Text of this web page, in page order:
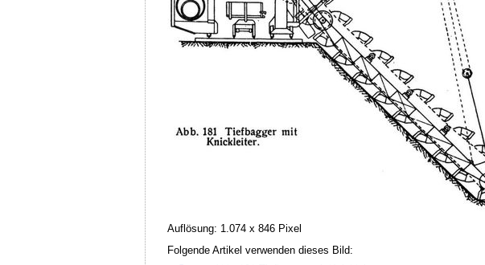
Auflösung: 1.074 x 846 Pixel
Folgende Artikel verwenden dieses Bild: